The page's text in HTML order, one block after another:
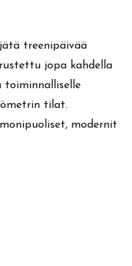
treenipäivää
jopa kahdella
toiminnalliselle
tilat.
modernit